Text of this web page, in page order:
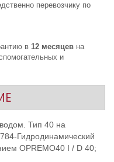
перевозчику по
в 12 месяцев на
и
Тип 40 на
Гидродинамический
OPREMO40 I / D 40;